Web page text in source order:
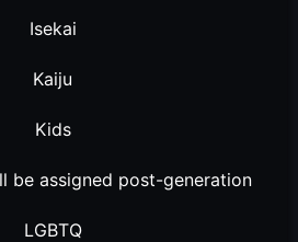
Isekai
Kaiju
Kids
be assigned post-generation
LGBTQ